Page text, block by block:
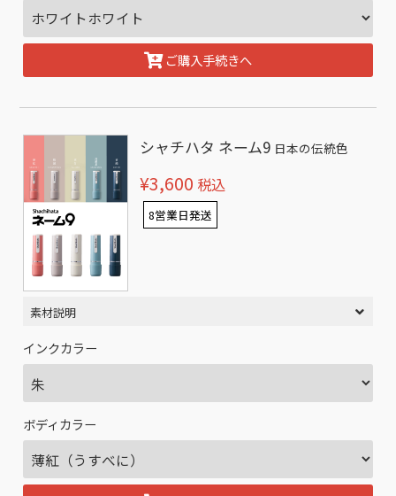
ご購入手続きへ
シャチハタ ネーム9 日本の伝統色
¥3,600 税込
8営業日発送
素材説明
インクカラー
ボディカラー